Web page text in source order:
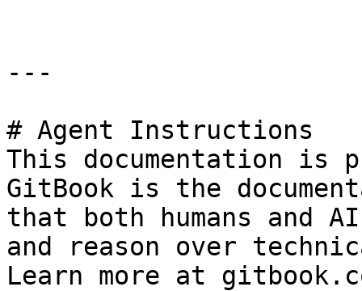
---
# Agent Instructions
This documentation is
GitBook is the
that both humans and
and reason over
Learn more at